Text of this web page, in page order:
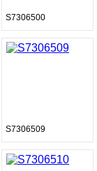
S7306500
S7306509